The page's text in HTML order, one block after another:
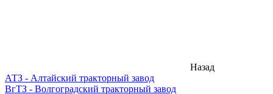
Назад
АТЗ - Алтайский тракторный завод
ВгТЗ - Волгоградский тракторный завод